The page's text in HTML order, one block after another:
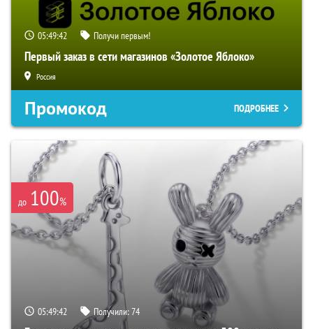
05:49:41 Получи первым!
Первый заказ в сети магазинов «Золотое Яблоко»
Россия
Промокод ПОДРОБНЕЕ
до 100%
05:49:41 Получили:74